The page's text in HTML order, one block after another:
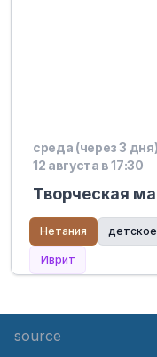
среда (через 3 дня)
12 августа в 17:30
Творческая
Нетания детское
Иврит
source